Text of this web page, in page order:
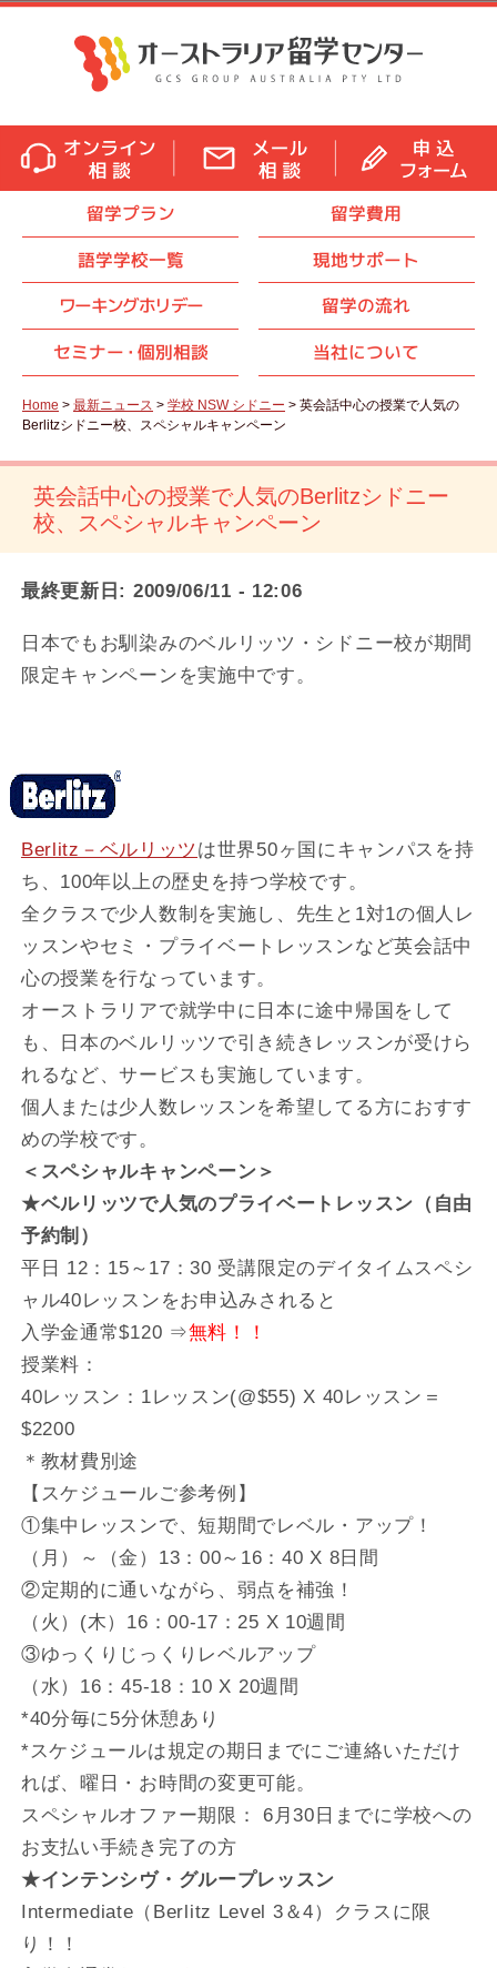
留学プラン
留学費用
語学学校一覧
現地サポート
ワーキングホリデー
留学の流れ
セミナー・ 個別相談 当社について
Home > 最新ニュース > 学校 NSW シドニー > 英会話中心の授業で人気の
Berlitzシドニー校、スペシャルキャンペーン
英会話中心の授業で人気のBerlitzシドニー
校、スペシャルキャンペーン
最終更新日: 2009/06/11 - 12:06
日本でもお馴染みのベルリッツ・シドニー校が期間
限定キャンペーンを実施中です。
Berlitz－ベルリッツ は世界50ヶ国にキャンパスを持
ち、100年以上の歴史を持つ学校です。
全クラスで少人数制を実施し、先生と1対1の個人レ
ッスンやセミ・プライベートレッスンなど英会話中
心の授業を行なっています。
オーストラリアで就学中に日本に途中帰国をして
も、日本のベルリッツで引き続きレッスンが受けら
れるなど、サービスも実施しています。
個人または少人数レッスンを希望してる方におすす
めの学校です。
＜スペシャルキャンペーン＞
★ベルリッツで人気のプライベートレッスン（自由
予約制）
平日 12：15～17：30 受講限定のデイタイムスペシ
ャル40レッスンをお申込みされると
入学金通常$120 ⇒無料！！
授業料：
40レッスン：1レッスン(@$55) X 40レッスン＝
$2200
＊教材費別途
【スケジュールご参考例】
①集中レッスンで、短期間でレベル・アップ！
（月）～（金）13：00～16：40 X 8日間
②定期的に通いながら、弱点を補強！
（火）(木）16：00-17：25 X 10週間
③ゆっくりじっくりレベルアップ
（水）16：45-18：10 X 20週間
*40分毎に5分休憩あり
*スケジュールは規定の期日までにご連絡いただけ
れば、曜日・お時間の変更可能。
スペシャルオファー期限： 6月30日までに学校への
お支払い手続き完了の方
★インテンシヴ・グループレッスン
Intermediate（Berlitz Level 3＆4）クラスに限
り！！